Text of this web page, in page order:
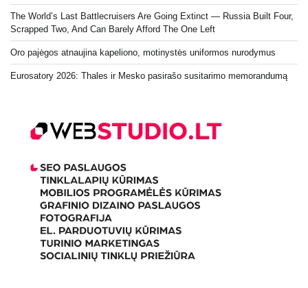
The World’s Last Battlecruisers Are Going Extinct — Russia Built Four,
Scrapped Two, And Can Barely Afford The One Left
Oro pajėgos atnaujina kapeliono, motinystės uniformos nurodymus
Eurosatory 2026: Thales ir Mesko pasirašo susitarimo memorandumą